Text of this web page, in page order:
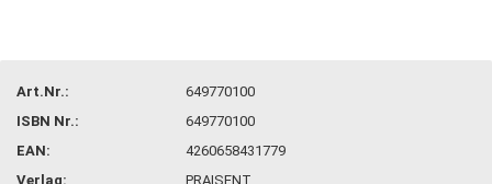
Art.Nr.:
649770100
ISBN Nr.:
649770100
EAN:
4260658431779
Verlag:
PRAISENT